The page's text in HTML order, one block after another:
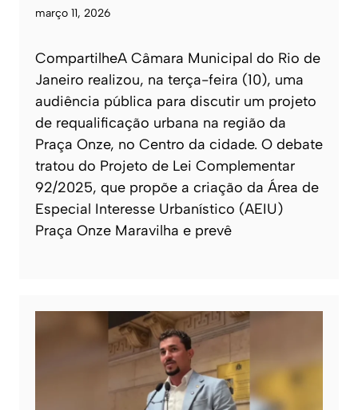
março 11, 2026
CompartilheA Câmara Municipal do Rio de
Janeiro realizou, na terça-feira (10), uma
audiência pública para discutir um projeto
de requalificação urbana na região da
Praça Onze, no Centro da cidade. O debate
tratou do Projeto de Lei Complementar
92/2025, que propõe a criação da Área de
Especial Interesse Urbanístico (AEIU)
Praça Onze Maravilha e prevê